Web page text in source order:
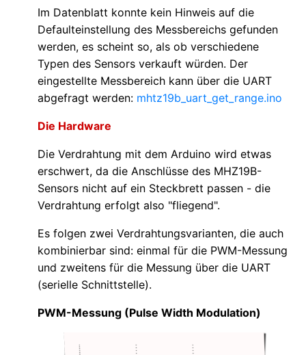
Im Datenblatt konnte kein Hinweis auf die
Defaulteinstellung des Messbereichs gefunden
werden, es scheint so, als ob verschiedene
Typen des Sensors verkauft würden. Der
eingestellte Messbereich kann über die UART
abgefragt werden: mhtz19b_uart_get_range.ino
Die Hardware
Die Verdrahtung mit dem Arduino wird etwas
erschwert, da die Anschlüsse des MHZ19B-
Sensors nicht auf ein Steckbrett passen - die
Verdrahtung erfolgt also "fliegend".
Es folgen zwei Verdrahtungsvarianten, die auch
kombinierbar sind: einmal für die PWM-Messung
und zweitens für die Messung über die UART
(serielle Schnittstelle).
PWM-Messung (Pulse Width Modulation)